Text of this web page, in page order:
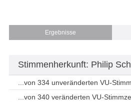
Ergebnisse
Stimmenherkunft: Philip
...von 334 unveränderten VU-
...von 340 veränderten VU-